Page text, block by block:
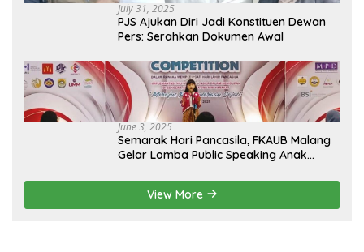
July 31, 2025
PJS Ajukan Diri Jadi Konstituen Dewan
Pers: Serahkan Dokumen Awal
June 3, 2025
Semarak Hari Pancasila, FKAUB Malang
Gelar Lomba Public Speaking Anak
Pancasila
View More